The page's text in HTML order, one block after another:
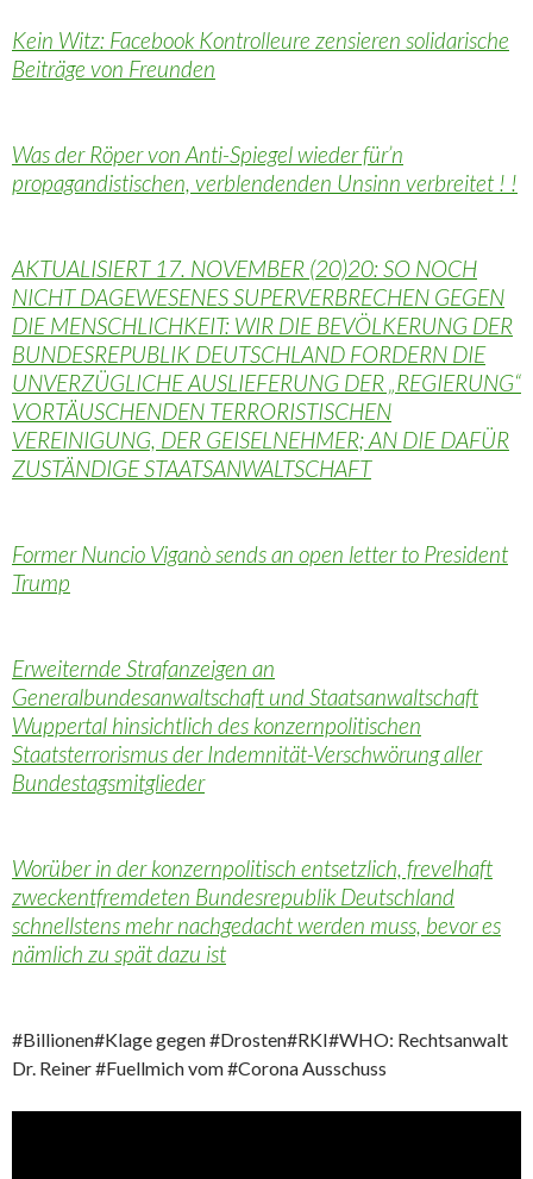
Kein Witz: Facebook Kontrolleure zensieren solidarische
Beiträge von Freunden
Was der Röper von Anti-Spiegel wieder für’n
propagandistischen, verblendenden Unsinn verbreitet ! !
AKTUALISIERT 17. NOVEMBER (20)20: SO NOCH
NICHT DAGEWESENES SUPERVERBRECHEN GEGEN
DIE MENSCHLICHKEIT: WIR DIE BEVÖLKERUNG DER
BUNDESREPUBLIK DEUTSCHLAND FORDERN DIE
UNVERZÜGLICHE AUSLIEFERUNG DER „REGIERUNG“
VORTÄUSCHENDEN TERRORISTISCHEN
VEREINIGUNG, DER GEISELNEHMER; AN DIE DAFÜR
ZUSTÄNDIGE STAATSANWALTSCHAFT
Former Nuncio Viganò sends an open letter to President
Trump
Erweiternde Strafanzeigen an
Generalbundesanwaltschaft und Staatsanwaltschaft
Wuppertal hinsichtlich des konzernpolitischen
Staatsterrorismus der Indemnität-Verschwörung aller
Bundestagsmitglieder
Worüber in der konzernpolitisch entsetzlich, frevelhaft
zweckentfremdeten Bundesrepublik Deutschland
schnellstens mehr nachgedacht werden muss, bevor es
nämlich zu spät dazu ist
#Billionen#Klage gegen #Drosten#RKI#WHO: Rechtsanwalt
Dr. Reiner #Fuellmich vom #Corona Ausschuss